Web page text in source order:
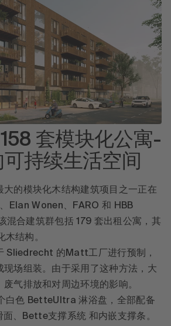
套模块化公寓-
持续生活空间
大的模块化木结构建筑项目之一正在
Elan Wonen、FARO 和 HBB
混合建筑群包括 179 套出租公寓，其
木结构。
Sliedrecht 的Matt工厂进行预制，
现场组装。由于采用了这种方法，大
气排放和对周边环境的影响。
白色 BetteUltra 淋浴盘，全部配备
、Bette支撑系统 和内嵌支撑条。